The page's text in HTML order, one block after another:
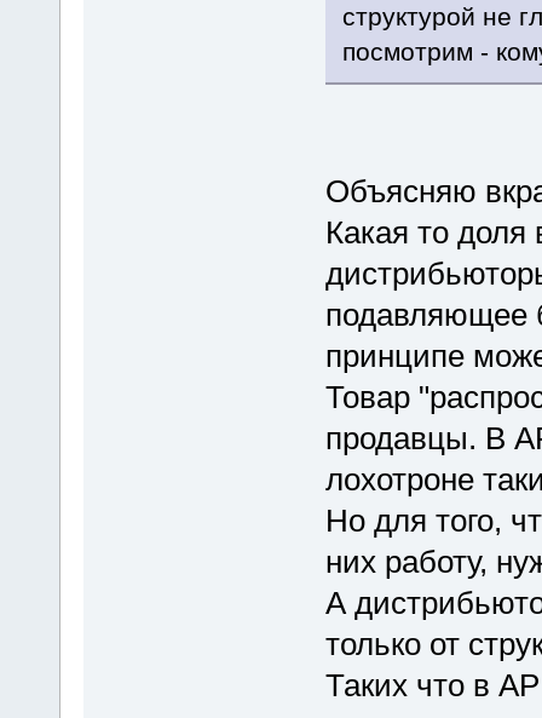
структурой не
посмотрим -
Объясняю
Какая то
подавляющее
принципе
Товар
продавцы. В
лохотроне
Но для того,
них работу,
А
только от
Таких что в